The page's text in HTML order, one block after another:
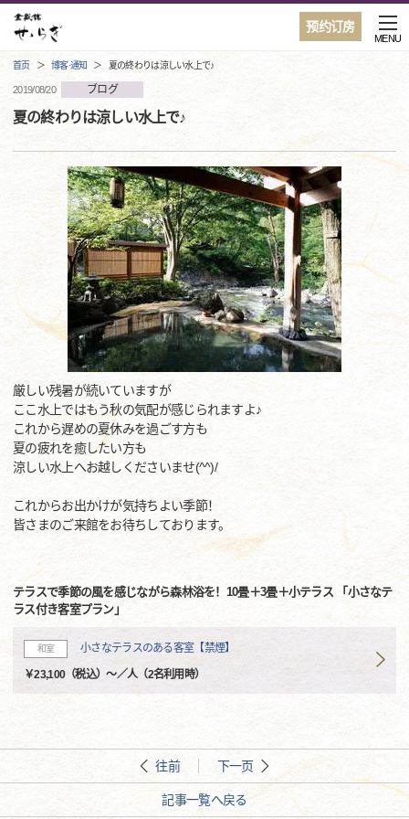
预约订房
MENU
首页 博客·通知 夏の終わりは涼しい水上で♪
2019/08/20 ブログ
夏の終わりは涼しい水上で♪
厳しい残暑が続いていますが
ここ水上ではもう秋の気配が感じられますよ♪
これから遅めの夏休みを過ごす方も
夏の疲れを癒したい方も
涼しい水上へお越しくださいませ(^^)/
これからお出かけが気持ちよい季節！
皆さまのご来館をお待ちしております。
テラスで季節の風を感じながら森林浴を！10畳＋3畳＋小テラス 「小さなテ
ラス付き客室プラン」
和室 小さなテラスのある客室【禁煙】
￥23,100（税込）～／人（2名利用時）
往前 下一页
記事一覧へ戻る